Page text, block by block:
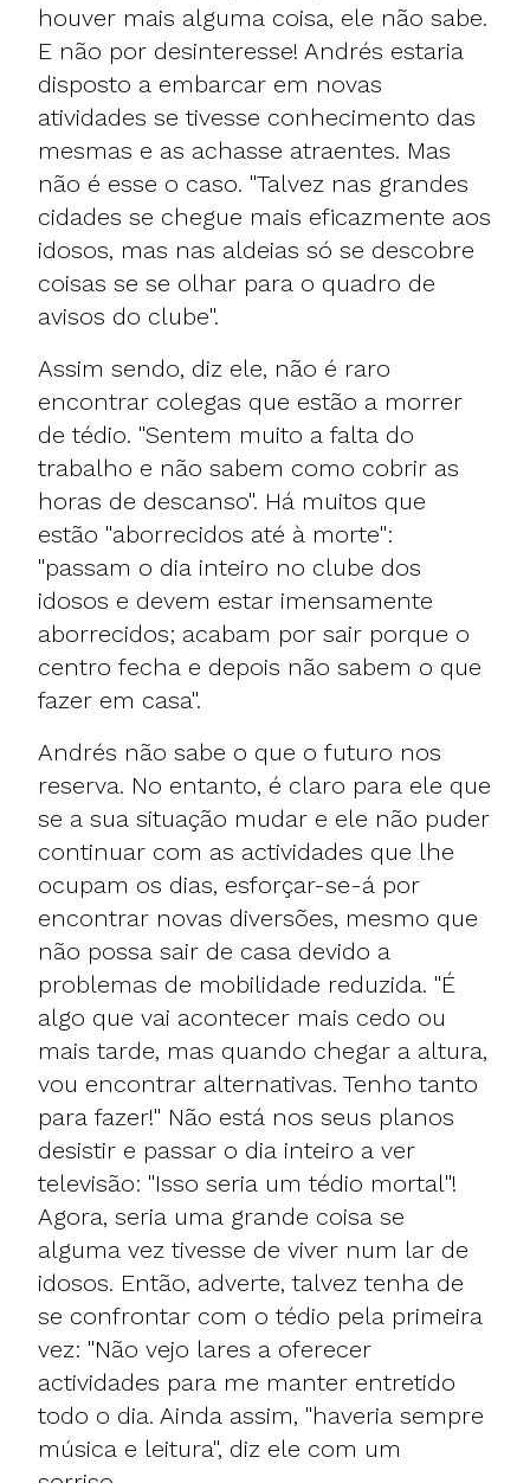
houver mais alguma coisa, ele não sabe.
E não por desinteresse! Andrés estaria
disposto a embarcar em novas
atividades se tivesse conhecimento das
mesmas e as achasse atraentes. Mas
não é esse o caso. "Talvez nas grandes
cidades se chegue mais eficazmente aos
idosos, mas nas aldeias só se descobre
coisas se se olhar para o quadro de
avisos do clube".
Assim sendo, diz ele, não é raro
encontrar colegas que estão a morrer
de tédio. "Sentem muito a falta do
trabalho e não sabem como cobrir as
horas de descanso". Há muitos que
estão "aborrecidos até à morte":
"passam o dia inteiro no clube dos
idosos e devem estar imensamente
aborrecidos; acabam por sair porque o
centro fecha e depois não sabem o que
fazer em casa".
Andrés não sabe o que o futuro nos
reserva. No entanto, é claro para ele que
se a sua situação mudar e ele não puder
continuar com as actividades que lhe
ocupam os dias, esforçar-se-á por
encontrar novas diversões, mesmo que
não possa sair de casa devido a
problemas de mobilidade reduzida. "É
algo que vai acontecer mais cedo ou
mais tarde, mas quando chegar a altura,
vou encontrar alternativas. Tenho tanto
para fazer!" Não está nos seus planos
desistir e passar o dia inteiro a ver
televisão: "Isso seria um tédio mortal"!
Agora, seria uma grande coisa se
alguma vez tivesse de viver num lar de
idosos. Então, adverte, talvez tenha de
se confrontar com o tédio pela primeira
vez: "Não vejo lares a oferecer
actividades para me manter entretido
todo o dia. Ainda assim, "haveria sempre
música e leitura", diz ele com um